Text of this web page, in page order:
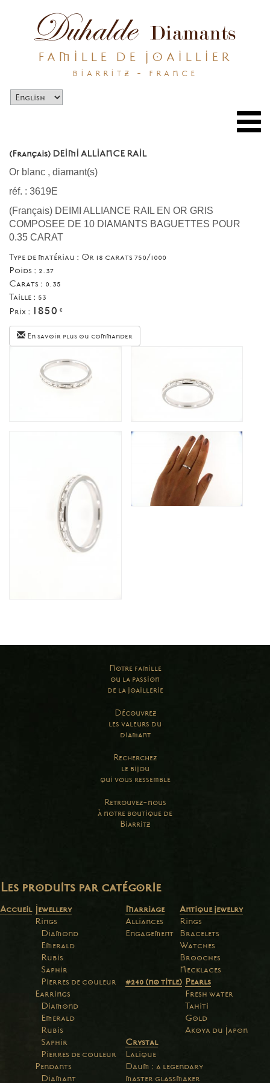
FAMILLE DE JOAILLIER
BIARRITZ - FRANCE
(Français) DEIMI ALLIANCE RAIL
Or blanc , diamant(s)
réf. : 3619E
(Français) DEIMI ALLIANCE RAIL EN OR GRIS
COMPOSEE DE 10 DIAMANTS BAGUETTES POUR
0.35 CARAT
Type de matériau : Or 18 carats 750/1000
Poids : 2.37
Carats : 0.35
Taille : 53
Prix : 1850 €
En savoir plus ou commander
Notre famille
ou la passion
de la joaillerie
Découvrez
les valeurs du
diamant
Recherchez
le bijou
qui vous ressemble
Retrouvez-nous
à notre boutique de
Biarritz
Les produits par catégorie
Accueil Jewellery
Rings
Diamond
Emerald
Rubis
Saphir
Pierres de couleur
Earrings
Diamond
Emerald
Rubis
Saphir
Pierres de couleur
Pendants
Diamant
Marriage
Alliances
Engagement
Antique jewelry
Rings
Bracelets
Watches
Brooches
Necklaces
#240 (no title) Pearls
Fresh water
Tahiti
Gold
Akoya du Japon
Crystal
Lalique
Daum : a legendary
master glassmaker